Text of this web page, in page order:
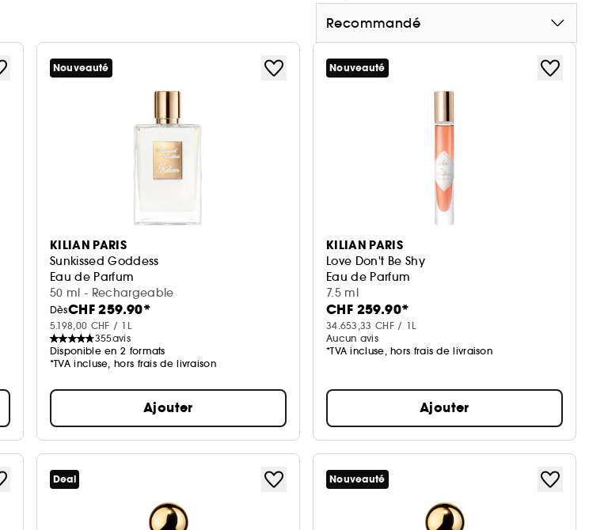
Recommandé
Nouveauté
KILIAN PARIS
Sunkissed Goddess
Eau de Parfum
50 ml - Rechargeable
DèsCHF 259.90*
5.198,00 CHF / 1L
355avis
Disponible en 2 formats
*TVA incluse, hors frais de livraison
Ajouter
Nouveauté
KILIAN PARIS
Love Don't Be Shy
Eau de Parfum
7.5 ml
CHF 259.90*
34.653,33 CHF / 1L
Aucun avis
*TVA incluse, hors frais de livraison
Ajouter
Deal Nouveauté